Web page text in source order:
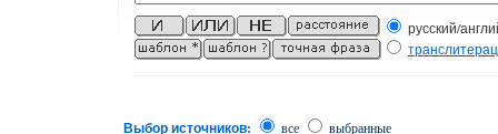
русский/
Выбор источников: все выбранные